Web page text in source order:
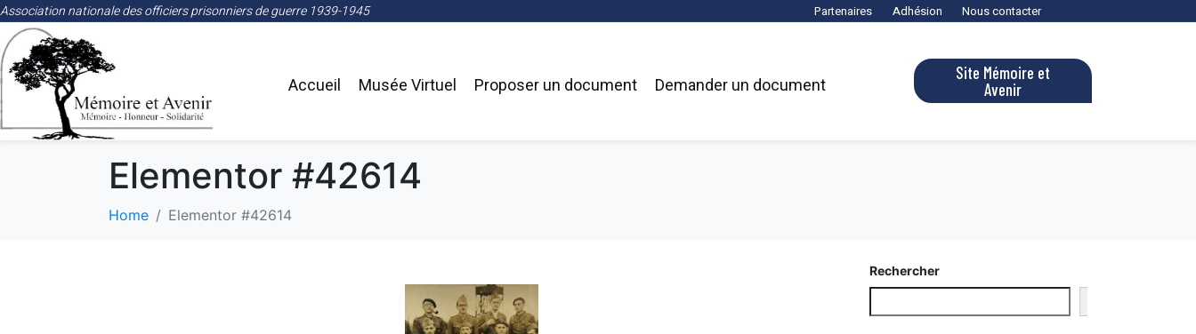
Association nationale des officiers prisonniers de guerre 1939-1945 Partenaires Adhésion Nous contacter
Accueil Musée Virtuel Proposer un document Demander un document
Site Mémoire et
Avenir
Elementor #42614
Home Elementor #42614
Rechercher